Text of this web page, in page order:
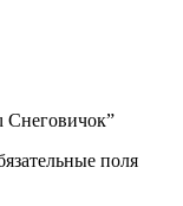
Снеговичок”
поля